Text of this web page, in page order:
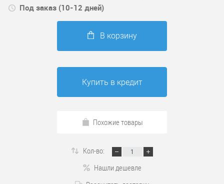
Под заказ (10-12 дней)
В корзину
Купить в кредит
Похожие товары
Кол-во:
Нашли дешевле